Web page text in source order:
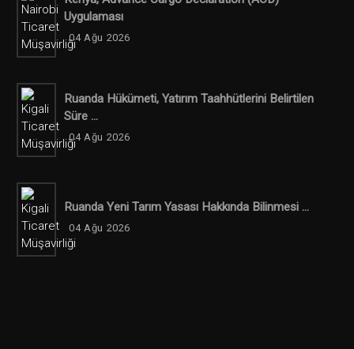
Uygulaması
04 Ağu 2026
Ruanda Hükümeti, Yatırım Taahhütlerini Belirtilen
Süre ...
04 Ağu 2026
Ruanda Yeni Tarım Yasası Hakkında Bilinmesi ...
04 Ağu 2026